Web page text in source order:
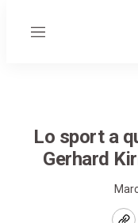
Menu
Lo sport a
Gerhard